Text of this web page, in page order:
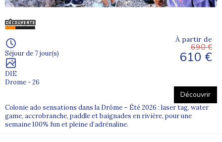
Séjour de 7 jour(s)
DIE
Drome - 26
À partir de
690 €
610 €
Découvrir
Colonie ado sensations dans la Drôme – Été 2026 : laser tag, water
game, accrobranche, paddle et baignades en rivière, pour une
semaine 100% fun et pleine d’adrénaline.